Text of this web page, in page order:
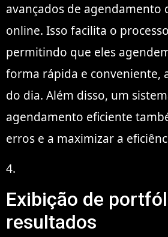
avançados de agendamento
online. Isso facilita o
permitindo que eles
forma rápida e conveniente,
do dia. Além disso, um
agendamento eficiente
erros e a maximizar a
4.
Exibição de
resultados